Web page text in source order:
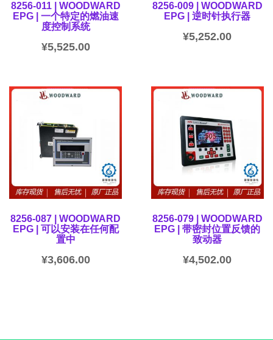
8256-011 | WOODWARD
EPG | 一个特定的燃油速
度控制系统
¥5,525.00
8256-009 | WOODWARD
EPG | 逆时针执行器
¥5,252.00
8256-087 | WOODWARD
EPG | 可以安装在任何配
置中
¥3,606.00
8256-079 | WOODWARD
EPG | 带密封位置反馈的
致动器
¥4,502.00